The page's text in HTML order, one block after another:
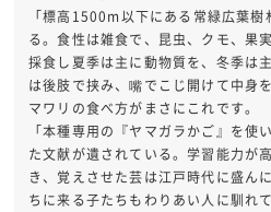
「標高1500m以下にある常緑広葉
る。食性は雑食で、昆虫、クモ、果
採食し夏季は主に動物質を、冬季は
は後肢で挟み、嘴でこじ開けて中身
マワリの食べ方がまさにこれです。
「本種専用の『ヤマガラかご』を使
た文献が遺されている。学習能力が
き、覚えさせた芸は江戸時代に盛ん
ちに来る子たちもわりあい人に馴れ